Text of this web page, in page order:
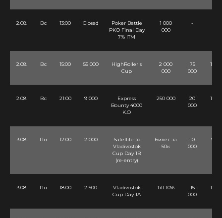
2.08. Вс 13:00 Closed
Poker Battle
PKO Final Day
7% ITM
1 000
000
-
2.08. Вс 15:00 55 000
HighRoller's
Cup
2 000
000
75
000
12
2.08. Вс 21:00 9 000
Express
Bounty 4000
K.O
250 000
20
000
12
3.08. Пн 12:00 2 000
Satellite to
Vladivostok
Cup Day 1B
(re-entry)
Билет за
50к
10
000
9 Lvl
3.08. Пн 18:00 2 500
Vladivostok
Cup Day 1A
Till 10%
15
000
12